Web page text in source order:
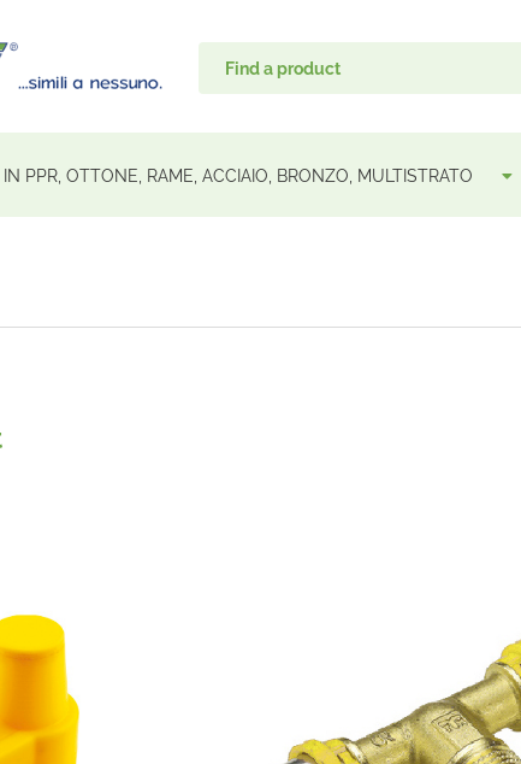
PPR, OTTONE, RAME, ACCIAIO, BRONZO, MULTISTRATO